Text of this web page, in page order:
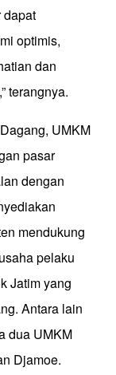
dapat
optimis,
dan
terangnya.
UMKM
pasar
dengan
mendukung
pelaku
Jatim yang
Antara lain
dua UMKM
Djamoe.